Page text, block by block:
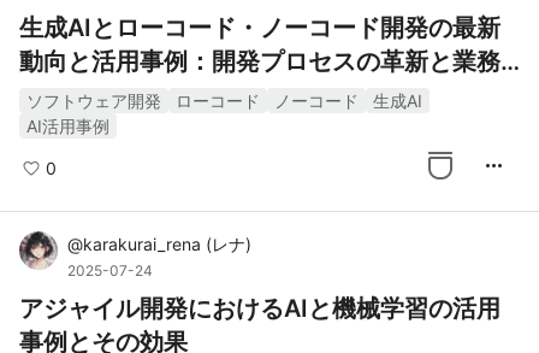
生成AIとローコード・ノーコード開発の最新
動向と活用事例：開発プロセスの革新と業務
効率化
ソフトウェア開発 ローコード ノーコード
生成AI
AI活用事例
0 more_horiz
@karakurai_rena (レナ)
2025-07-24
アジャイル開発におけるAIと機械学習の活用
事例とその効果